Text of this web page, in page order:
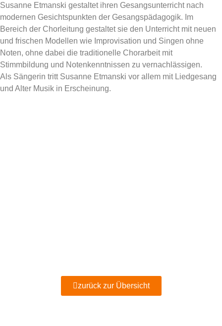
Susanne Etmanski gestaltet ihren Gesangsunterricht nach
modernen Gesichtspunkten der Gesangspädagogik. Im
Bereich der Chorleitung gestaltet sie den Unterricht mit neuen
und frischen Modellen wie Improvisation und Singen ohne
Noten, ohne dabei die traditionelle Chorarbeit mit
Stimmbildung und Notenkenntnissen zu vernachlässigen.
Als Sängerin tritt Susanne Etmanski vor allem mit Liedgesang
und Alter Musik in Erscheinung.
zurück zur Übersicht